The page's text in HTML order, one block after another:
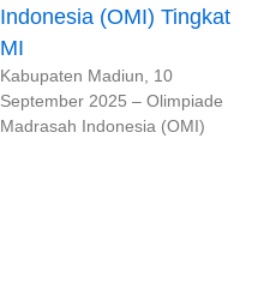
Indonesia (OMI) Tingkat
MI
Kabupaten Madiun, 10
September 2025 – Olimpiade
Madrasah Indonesia (OMI)